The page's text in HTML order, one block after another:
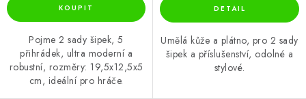
Pojme 2 sady šipek, 5
přihrádek, ultra moderní a
robustní, rozměry: 19,5x12,5x5
cm, ideální pro hráče.
Umělá kůže a plátno, pro 2 sady
šipek a příslušenství, odolné a
stylové.